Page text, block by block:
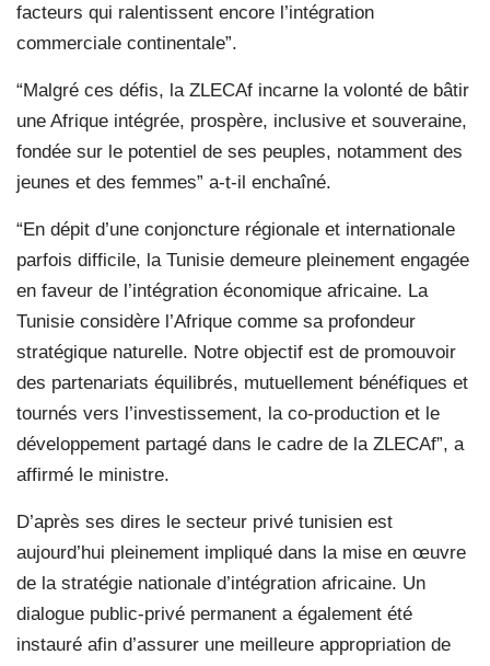
facteurs qui ralentissent encore l’intégration
commerciale continentale”.
“Malgré ces défis, la ZLECAf incarne la volonté de bâtir
une Afrique intégrée, prospère, inclusive et souveraine,
fondée sur le potentiel de ses peuples, notamment des
jeunes et des femmes” a-t-il enchaîné.
“En dépit d’une conjoncture régionale et internationale
parfois difficile, la Tunisie demeure pleinement engagée
en faveur de l’intégration économique africaine. La
Tunisie considère l’Afrique comme sa profondeur
stratégique naturelle. Notre objectif est de promouvoir
des partenariats équilibrés, mutuellement bénéfiques et
tournés vers l’investissement, la co-production et le
développement partagé dans le cadre de la ZLECAf”, a
affirmé le ministre.
D’après ses dires le secteur privé tunisien est
aujourd’hui pleinement impliqué dans la mise en œuvre
de la stratégie nationale d’intégration africaine. Un
dialogue public-privé permanent a également été
instauré afin d’assurer une meilleure appropriation de